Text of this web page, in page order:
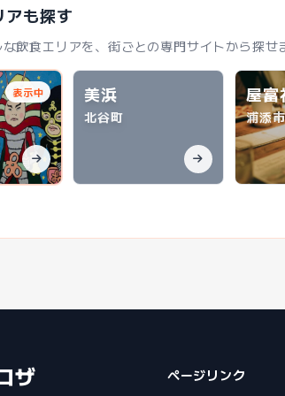
アも探す
飲食エリアを、街ごとの専門サイトから探せ
表示中 美浜
北谷町
屋富
浦添市
ザ ページリンク